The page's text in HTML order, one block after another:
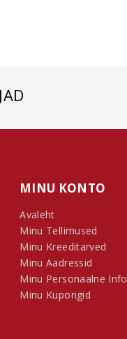
MINU KONTO
Avaleht
Minu Tellimused
Minu Kreeditarved
Minu Aadressid
Minu Personaalne Info
Minu Kupongid